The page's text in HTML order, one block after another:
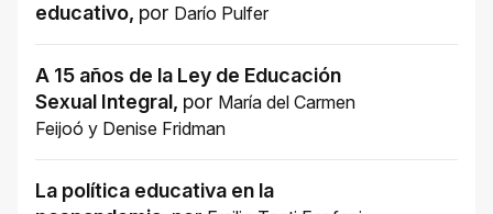
educativo, por Darío Pulfer
A 15 años de la Ley de Educación
Sexual Integral, por María del Carmen
Feijoó y Denise Fridman
La política educativa en la